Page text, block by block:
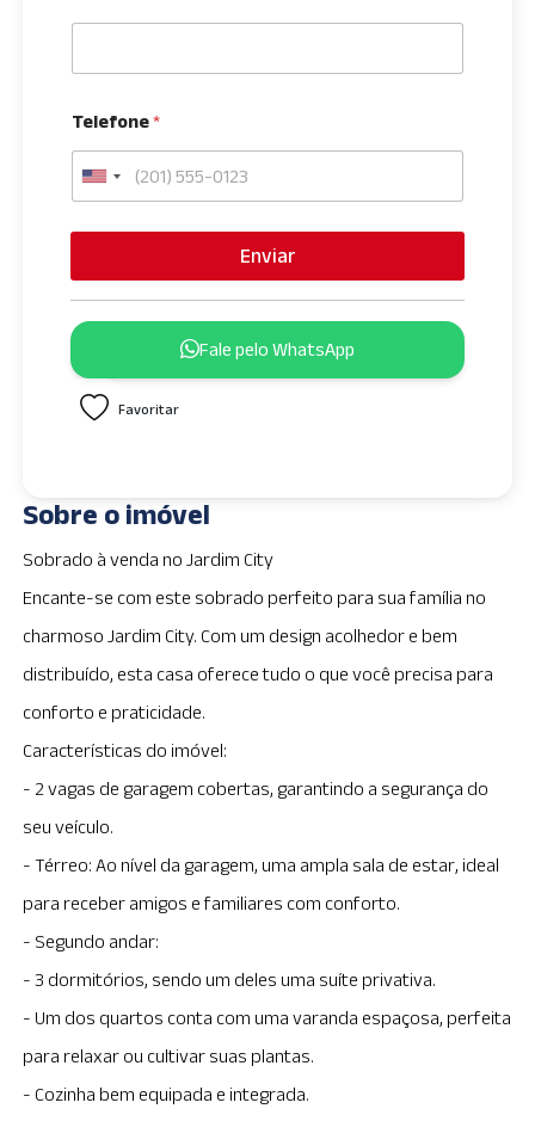
Telefone*
U
e
d
t
a
+
1
Enviar
Fale pelo WhatsApp
Favoritar
Sobre o imóvel
Sobrado à venda no Jardim City
Encante-se com este sobrado perfeito para sua família no
charmoso Jardim City. Com um design acolhedor e bem
distribuído, esta casa oferece tudo o que você precisa para
conforto e praticidade.
Características do imóvel:
- 2 vagas de garagem cobertas, garantindo a segurança do
seu veículo.
- Térreo: Ao nível da garagem, uma ampla sala de estar, ideal
para receber amigos e familiares com conforto.
- Segundo andar:
- 3 dormitórios, sendo um deles uma suíte privativa.
- Um dos quartos conta com uma varanda espaçosa, perfeita
para relaxar ou cultivar suas plantas.
- Cozinha bem equipada e integrada.